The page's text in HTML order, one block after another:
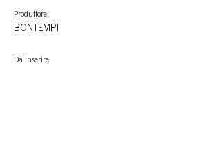
Produttore
BONTEMPI
Da inserire